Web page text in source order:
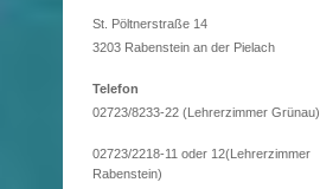
St. Pöltnerstraße 14
3203 Rabenstein an der Pielach
Telefon
02723/8233-22 (Lehrerzimmer Grünau)
02723/2218-11 oder 12(Lehrerzimmer
Rabenstein)